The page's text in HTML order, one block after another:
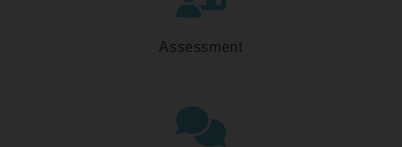
Assessment